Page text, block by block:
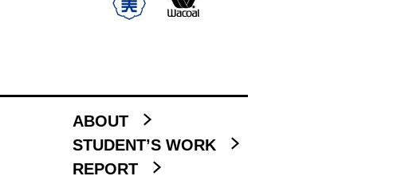
ABOUT
STUDENT’S WORK
REPORT